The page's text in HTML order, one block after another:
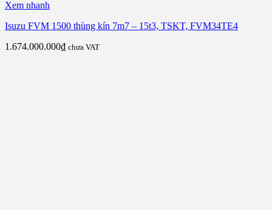
Xem nhanh
Isuzu FVM 1500 thùng kín 7m7 – 15t3, TSKT, FVM34TE4
1.674.000.000₫ chưa VAT